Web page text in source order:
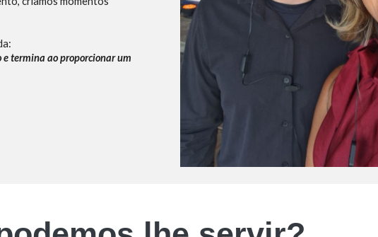
e termina ao proporcionar um